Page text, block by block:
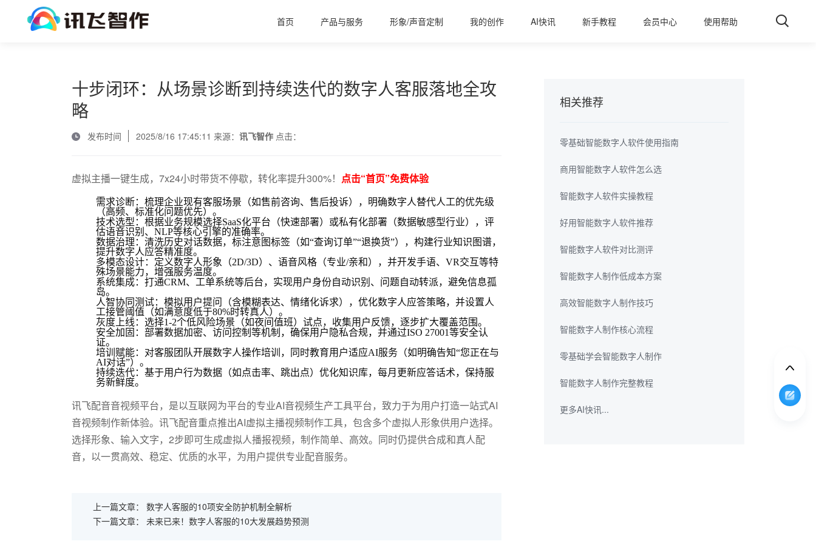
首页 产品与服务 形象/声音定制 我的创作 AI快讯 新手教程 会员中心 使用帮助
十步闭环：从场景诊断到持续迭代的数字人客服落地全攻
略
发布时间 2025/8/16 17:45:11 来源： 讯飞智作点击：
虚拟主播一键生成，7x24小时带货不停歇，转化率提升300%！ 点击“首页”免费体验
需求诊断：梳理企业现有客服场景（如售前咨询、售后投诉），明确数字人替代人工的优先级
（高频、标准化问题优先）。
技术选型 ：根据业务规模选择SaaS化平台（快速部署）或私有化部署（数据敏感型行业），评
估语音识别、NLP等核心引擎的准确率。
数据治理 ：清洗历史对话数据，标注意图标签（如“查询订单”“退换货”），构建行业知识图谱，
提升数字人应答精准度。
多模态设计：定义数字人形象（2D/3D）、语音风格（专业/亲和），并开发手语、VR交互等特
殊场景能力，增强服务温度。
系统集成：打通CRM、工单系统等后台，实现用户身份自动识别、问题自动转派，避免信息孤
岛。
人智协同测试：模拟用户提问（含模糊表达、情绪化诉求），优化数字人应答策略，并设置人
工接管阈值（如满意度低于80%时转真人）。
灰度上线 ：选择1-2个低风险场景（如夜间值班）试点，收集用户反馈，逐步扩大覆盖范围。
安全加固 ：部署数据加密、访问控制等机制，确保用户隐私合规，并通过ISO 27001等安全认
证。
培训赋能：对客服团队开展数字人操作培训，同时教育用户适应AI服务（如明确告知“您正在与
AI对话”）。
持续迭代：基于用户行为数据（如点击率、跳出点）优化知识库，每月更新应答话术，保持服
务新鲜度。
讯飞配音音视频平台，是以互联网为平台的专业AI音视频生产工具平台，致力于为用户打造一站式AI
音视频制作新体验。讯飞配音重点推出AI虚拟主播视频制作工具，包含多个虚拟人形象供用户选择。
选择形象、输入文字，2步即可生成虚拟人播报视频，制作简单、高效。同时仍提供合成和真人配
音，以一贯高效、稳定、优质的水平，为用户提供专业配音服务。
上一篇文章： 数字人客服的10项安全防护机制全解析
下一篇文章： 未来已来！数字人客服的10大发展趋势预测
相关推荐
零基础智能数字人软件使用指南
商用智能数字人软件怎么选
智能数字人软件实操教程
好用智能数字人软件推荐
智能数字人软件对比测评
智能数字人制作低成本方案
高效智能数字人制作技巧
智能数字人制作核心流程
零基础学会智能数字人制作
智能数字人制作完整教程
更多AI快讯...